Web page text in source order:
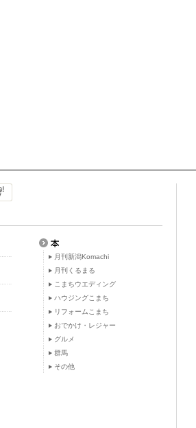
月刊新潟Komachi
月刊くるまる
こまちウエディング
ハウジングこまち
リフォームこまち
おでかけ・レジャー
グルメ
群馬
その他